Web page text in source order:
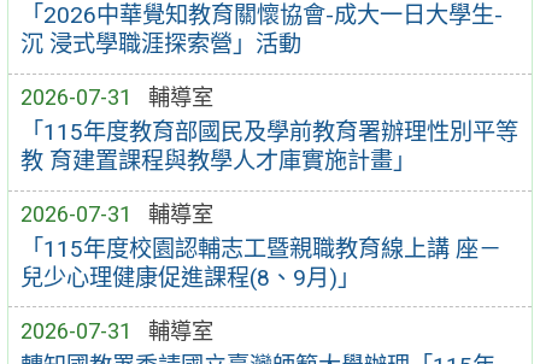
「2026中華覺知教育關懷協會-成大一日大學生-
沉 浸式學職涯探索營」活動
2026-07-31 輔導室
「115年度教育部國民及學前教育署辦理性別平等
教 育建置課程與教學人才庫實施計畫」
2026-07-31 輔導室
「115年度校園認輔志工暨親職教育線上講 座－
兒少心理健康促進課程(8、9月)」
2026-07-31 輔導室